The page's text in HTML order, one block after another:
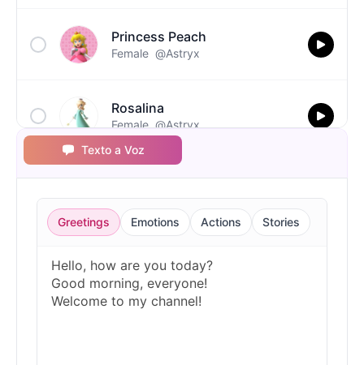
Princess Peach
Female @Astryx
Rosalina
Female @Astryx
Toad
Male @Astryx
Texto a Voz
Greetings Emotions Actions Stories